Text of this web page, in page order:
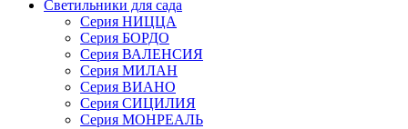
Светильники для сада
Серия НИЦЦА
Серия БОРДО
Серия ВАЛЕНСИЯ
Серия МИЛАН
Серия ВИАНО
Серия СИЦИЛИЯ
Серия МОНРЕАЛЬ